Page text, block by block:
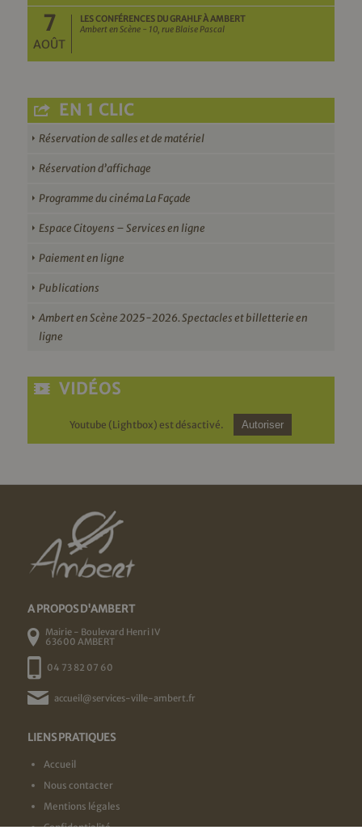
7
AOÛT
LES CONFÉRENCES DU GRAHLF À AMBERT
Ambert en Scène - 10, rue Blaise Pascal
EN 1 CLIC
Réservation de salles et de matériel
Réservation d’affichage
Programme du cinéma La Façade
Espace Citoyens – Services en ligne
Paiement en ligne
Publications
Ambert en Scène 2025-2026. Spectacles et billetterie en
ligne
VIDÉOS
Youtube (Lightbox) est désactivé. Autoriser
A PROPOS D'AMBERT
Mairie - Boulevard Henri IV
63600 AMBERT
04 73 82 07 60
accueil@services-ville-ambert.fr
LIENS PRATIQUES
Accueil
Nous contacter
Mentions légales
Confidentialité